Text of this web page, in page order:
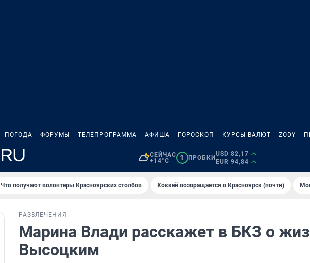
ПОГОДА ФОРУМЫ ТЕЛЕПРОГРАММА АФИША ГОРОСКОП КУРСЫ ВАЛЮТ ZODY
СЕЙЧАС
+14°C
1 ПРОБКИ
USD 82,17
EUR 94,84
Что получают волонтеры Красноярских столбов Хоккей возвращается в Красноярск (почти)
РАЗВЛЕЧЕНИЯ
Марина Влади расскажет в БКЗ о
Высоцким